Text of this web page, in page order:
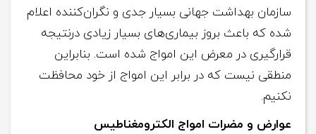
سازمان بهداشت جهانی بسیار جدی و نگران‌کننده اعلام‌
شده که باعث بروز بیماری‌های بسیار زیادی درنتیجه
قرارگیری در معرض این امواج شده است. بنابراین
منطقی نیست که در برابر این امواج از خود محافظت
نکنیم.
عوارض و مضرات امواج الکترومغناطیس